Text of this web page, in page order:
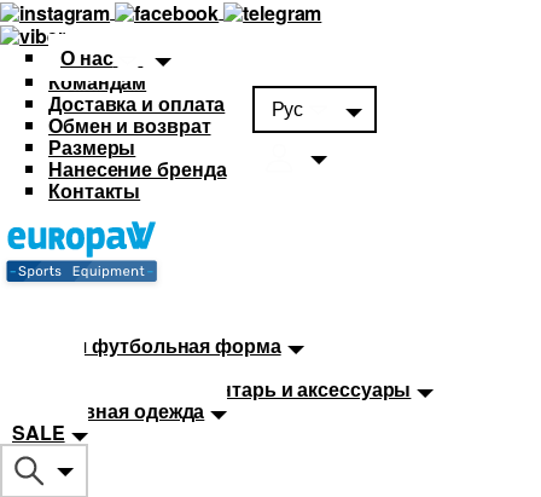
О нас
Командам
Доставка и оплата
Обмен и возврат
Размеры
Нанесение бренда
Контакты
Рус
Детская футбольная форма
Тренировочный инвентарь и аксессуары
Спортивная одежда
SALE